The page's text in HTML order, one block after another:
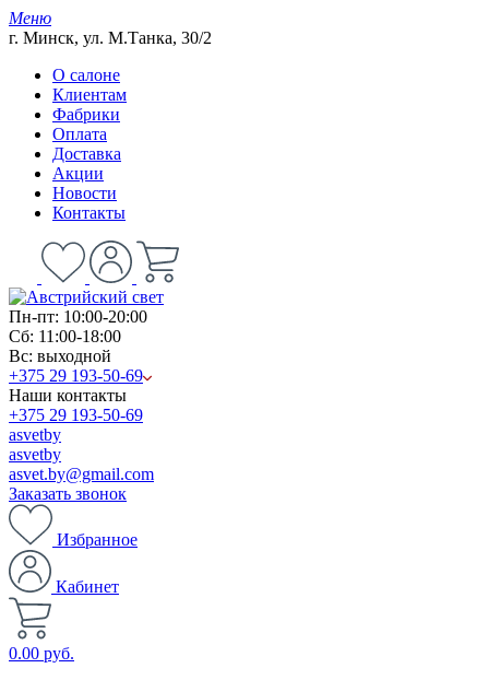
Меню
г. Минск, ул. М.Танка, 30/2
О салоне
Клиентам
Фабрики
Оплата
Доставка
Акции
Новости
Контакты
Пн-пт: 10:00-20:00
Сб: 11:00-18:00
Вс: выходной
+375 29 193-50-69
Наши контакты
+375 29 193-50-69
asvetby
asvetby
asvet.by@gmail.com
Заказать звонок
Избранное
Кабинет
0.00 руб.